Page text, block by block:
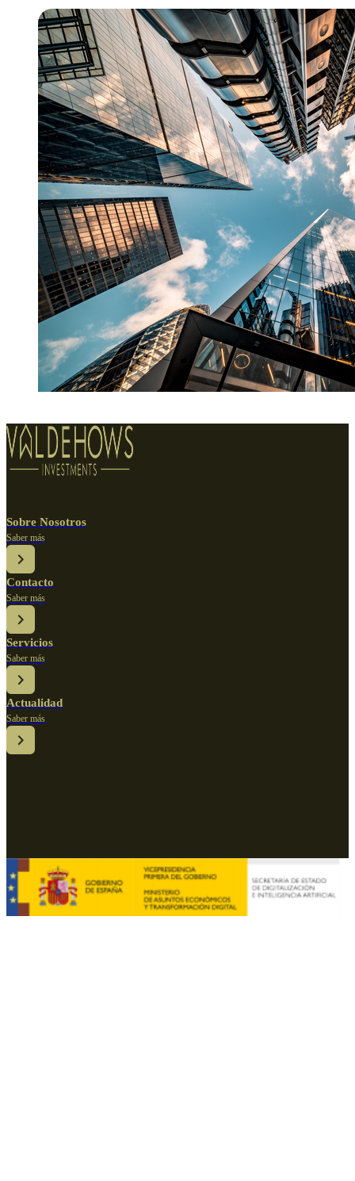
Sobre Nosotros
Saber más
Contacto
Saber más
Servicios
Saber más
Actualidad
Saber más